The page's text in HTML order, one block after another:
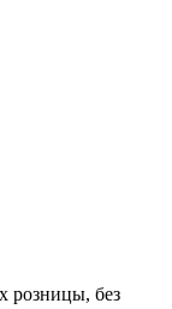
розницы, без